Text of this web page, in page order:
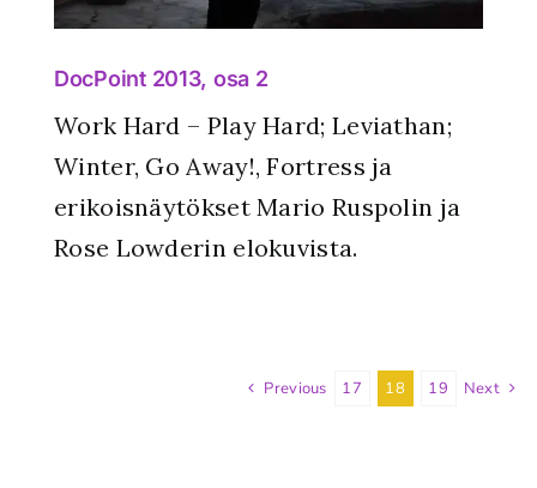
DocPoint 2013, osa 2
Work Hard – Play Hard; Leviathan;
Winter, Go Away!, Fortress ja
erikoisnäytökset Mario Ruspolin ja
Rose Lowderin elokuvista.
Previous 17 18 19 Next